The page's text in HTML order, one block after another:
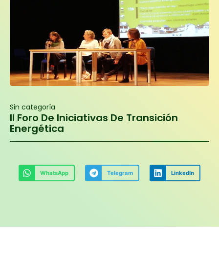
Sin categoría
II Foro De Iniciativas De Transición
Energética
WhatsApp Telegram LinkedIn